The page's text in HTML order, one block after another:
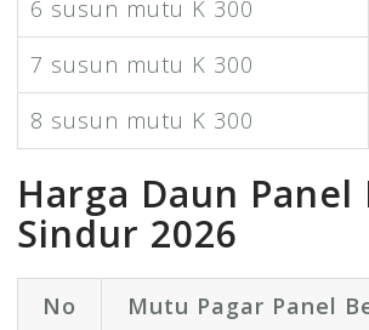
6 susun mutu K 300
7 susun mutu K 300
8 susun mutu K 300
Harga Daun
Sindur 2026
No Mutu Pagar Panel